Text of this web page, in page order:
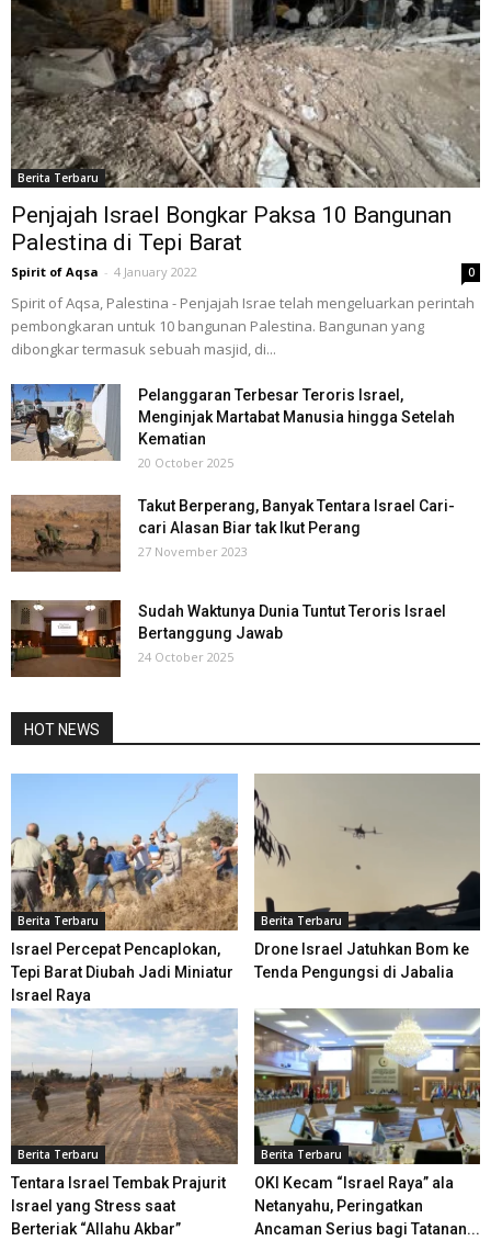
Berita Terbaru
Penjajah Israel Bongkar Paksa 10 Bangunan
Palestina di Tepi Barat
Spirit of Aqsa - 4 January 2022 0
Spirit of Aqsa, Palestina - Penjajah Israe telah mengeluarkan perintah
pembongkaran untuk 10 bangunan Palestina. Bangunan yang
dibongkar termasuk sebuah masjid, di...
Pelanggaran Terbesar Teroris Israel,
Menginjak Martabat Manusia hingga Setelah
Kematian
20 October 2025
Takut Berperang, Banyak Tentara Israel Cari-
cari Alasan Biar tak Ikut Perang
27 November 2023
Sudah Waktunya Dunia Tuntut Teroris Israel
Bertanggung Jawab
24 October 2025
HOT NEWS
Berita Terbaru
Israel Percepat Pencaplokan,
Tepi Barat Diubah Jadi Miniatur
Israel Raya
Berita Terbaru
Drone Israel Jatuhkan Bom ke
Tenda Pengungsi di Jabalia
Berita Terbaru
Tentara Israel Tembak Prajurit
Israel yang Stress saat
Berteriak “Allahu Akbar”
Berita Terbaru
OKI Kecam “Israel Raya” ala
Netanyahu, Peringatkan
Ancaman Serius bagi Tatanan...